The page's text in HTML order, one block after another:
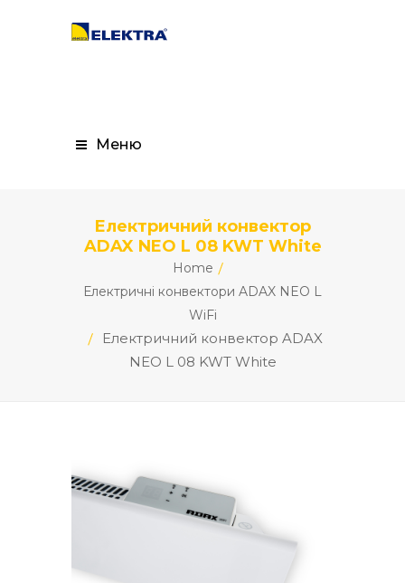
Меню
Електричний конвектор
ADAX NEO L 08 KWT White
Home
Електричні конвектори ADAX NEO L
WiFi
Електричний конвектор ADAX
NEO L 08 KWT White